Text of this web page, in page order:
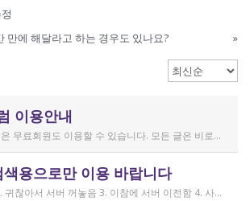
만에 해달라고 하는 경우도 있나요?
»
이용안내
커뮤니티입니다. 포럼은 무료회원도 이용할 수 있습니다. 모든 글은 비로그인 사용자에게도 공개됩니다. 감사합니다.
용으로만 이용 바랍니다
1. 디도스 공격 당함 2. 귀찮아서 서버 꺼놓음 3. 이참에 서버 이전함 4. 사라진 데이터는 없는 것 확인했는데, 일부 DB 설정이 활성화 안됨 5. 고칠 수는 있는데, 저희 집 신생아 협조 필요 6. 신생아가 협조하지 않음 현재 새글 쓰기, 신규 가입, 덧글 달기 등은 막아 두었습니다 언제든 3월 18일 전후 시점으로 롤백될 수 있습니다 디도스 공격은 10평짜리 구녕가게에 사람을 1만명 보내 영업방해를 하는 것과 같은 기법입니다. 왜 디도스 공격을 그렇게까지 열정적으로 하는가? 이것이 심해진 시점이 제가 출산하러 간다고 블라그에 글을 쓴 직후입니다. 적절한 비유인지 모르겠는데 암퇘지도 출산 후에는 도축 안 하지 않나 싶고요 옛날 같으면 이렇게 순하게 살지 않을 것인데, 요새 드는 생각이 좀 있습니다 사람은 노력해 봤자고, 사실 모든 능력치는 정해졌고 발현만 기다리는 것이 전부가 아닐까요 어떤 사람은 노력의 고점이 디도스 공격인 것입니다 그 애미도 한때는 가능성의 김칫국을 사발째 드링킹하며 키웠겠지요 저한테도 이 사이트를 유지할 유인이 있음은 말씀드렸으니 잘 이용해 주시면 그만인 것이고 시간 나시거든 디도스 공격자도 긍휼히 여겨 주시길 바랍니다